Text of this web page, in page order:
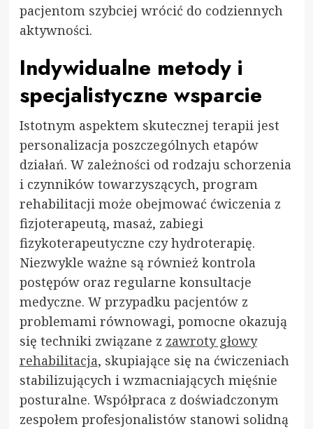
pacjentom szybciej wrócić do codziennych
aktywności.
Indywidualne metody i
specjalistyczne wsparcie
Istotnym aspektem skutecznej terapii jest
personalizacja poszczególnych etapów
działań. W zależności od rodzaju schorzenia
i czynników towarzyszących, program
rehabilitacji może obejmować ćwiczenia z
fizjoterapeutą, masaż, zabiegi
fizykoterapeutyczne czy hydroterapię.
Niezwykle ważne są również kontrola
postępów oraz regularne konsultacje
medyczne. W przypadku pacjentów z
problemami równowagi, pomocne okazują
się techniki związane z zawroty głowy
rehabilitacja, skupiające się na ćwiczeniach
stabilizujących i wzmacniających mięśnie
posturalne. Współpraca z doświadczonym
zespołem profesjonalistów stanowi solidną